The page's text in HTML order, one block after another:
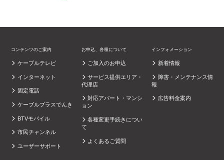
コンテンツのご案内
ケーブルテレビ
インターネット
固定電話
ケーブルプラスでんき
BTVモバイル
市民チャンネル
ユーザーサポート
お申込、各種について
ご加入のお申込
サービス提供エリア・
代理店
対応アパート・マンシ
ョン
各種変更手続きについ
て
よくあるご質問
インフォメーション
新着情報
障害・メンテナンス情
報
広告料金案内